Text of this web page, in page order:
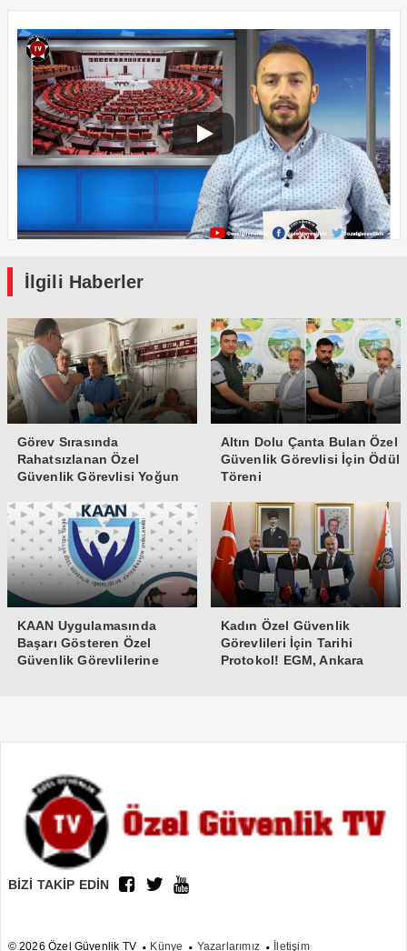
İlgili Haberler
Görev Sırasında
Rahatsızlanan Özel
Güvenlik Görevlisi Yoğun
Altın Dolu Çanta Bulan Özel
Güvenlik Görevlisi İçin Ödül
Töreni
KAAN Uygulamasında
Başarı Gösteren Özel
Güvenlik Görevlilerine
Kadın Özel Güvenlik
Görevlileri İçin Tarihi
Protokol! EGM, Ankara
BİZİ TAKİP EDİN
© 2026 Özel Güvenlik TV Künye Yazarlarımız İletişim